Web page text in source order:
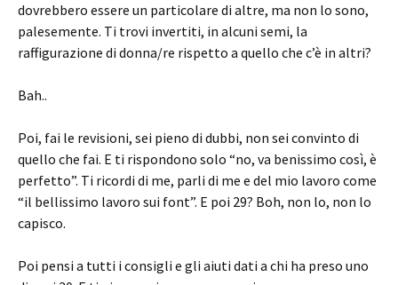
dovrebbero essere un particolare di altre, ma non lo sono,
palesemente. Ti trovi invertiti, in alcuni semi, la
raffigurazione di donna/re rispetto a quello che c’è in altri?
Bah..
Poi, fai le revisioni, sei pieno di dubbi, non sei convinto di
quello che fai. E ti rispondono solo “no, va benissimo così, è
perfetto”. Ti ricordi di me, parli di me e del mio lavoro come
“il bellissimo lavoro sui font”. E poi 29? Boh, non lo, non lo
capisco.
Poi pensi a tutti i consigli e gli aiuti dati a chi ha preso uno